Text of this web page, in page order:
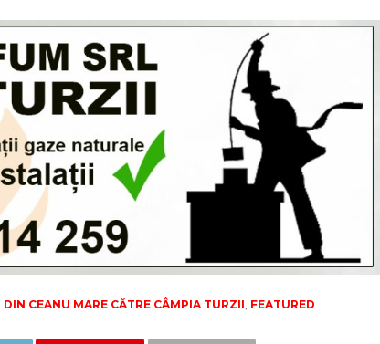
CEANU MARE CĂTRE CÂMPIA TURZII FEATURED